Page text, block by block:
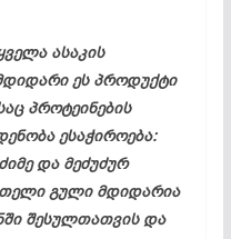
ასაკის
ეს პროდუქტი
პროტეინების
ესაჭიროება:
და მეძუძურ
გული მდიდარია
შესულთათვის და